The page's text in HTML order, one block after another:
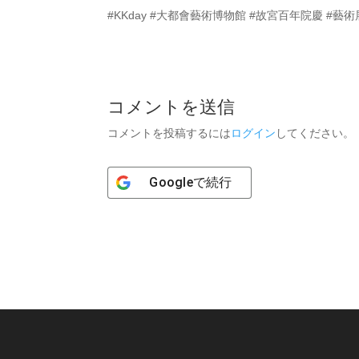
#KKday #大都會藝術博物館 #故宮百年院慶 #藝術
コメントを送信
コメントを投稿するにはログイン してください。
Googleで続行